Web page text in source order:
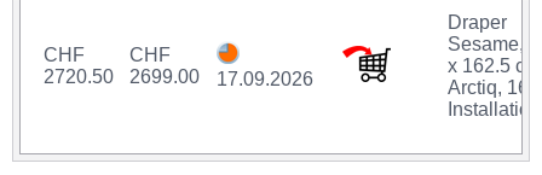
CHF
2720.50
CHF
2699.00
17.09.2026
Draper
Sesame,
x 162.5
Arctiq,
Installation